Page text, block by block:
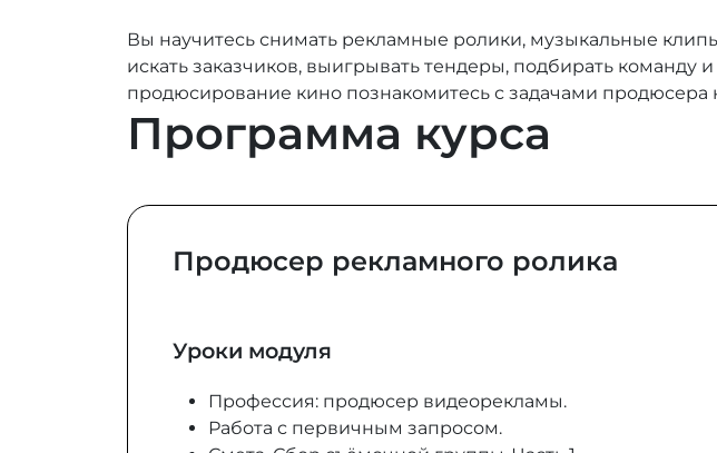
Вы научитесь снимать рекламные ролики, музыкальные
искать заказчиков, выигрывать тендеры, подбирать
продюсирование кино познакомитесь с задачами продюсера
Программа курса
Продюсер рекламного ролика
Уроки модуля
Профессия: продюсер видеорекламы.
Работа с первичным запросом.